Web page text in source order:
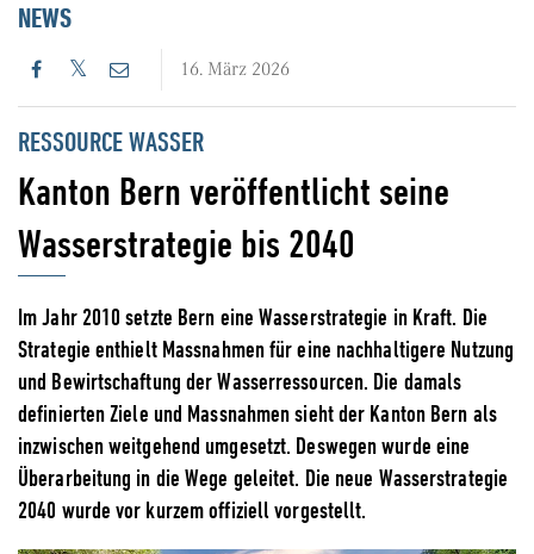
NEWS
16. März 2026
RESSOURCE WASSER
Kanton Bern veröffentlicht seine
Wasserstrategie bis 2040
Im Jahr 2010 setzte Bern eine Wasserstrategie in Kraft. Die
Strategie enthielt Massnahmen für eine nachhaltigere Nutzung
und Bewirtschaftung der Wasserressourcen. Die damals
definierten Ziele und Massnahmen sieht der Kanton Bern als
inzwischen weitgehend umgesetzt. Deswegen wurde eine
Überarbeitung in die Wege geleitet. Die neue Wasserstrategie
2040 wurde vor kurzem offiziell vorgestellt.